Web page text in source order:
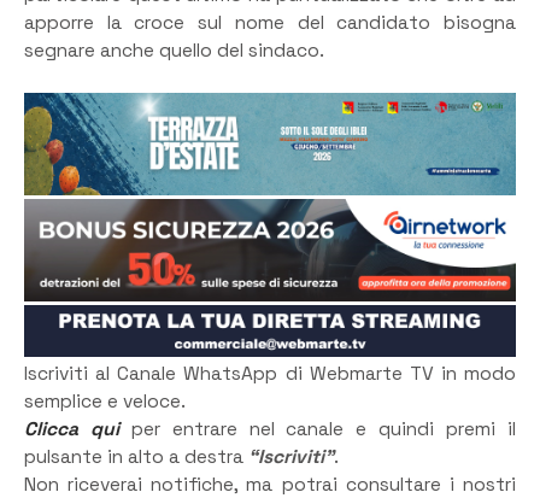
apporre la croce sul nome del candidato bisogna
segnare anche quello del sindaco.
Iscriviti al Canale WhatsApp di Webmarte TV in modo
semplice e veloce.
Clicca quiper entrare nel canale e quindi premi il
pulsante in alto a destra “Iscriviti”.
Non riceverai notifiche, ma potrai consultare i nostri